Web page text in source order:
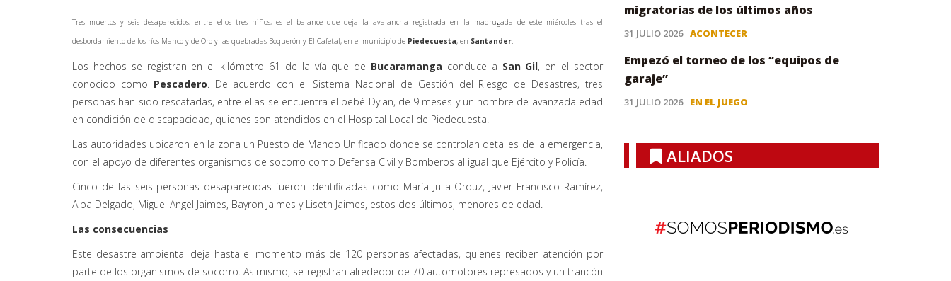
Tres muertos y seis desaparecidos, entre ellos tres niños, es el balance que deja la avalancha registrada en la madrugada de este miércoles tras el
desbordamiento de los ríos Manco y de Oro y las quebradas Boquerón y El Cafetal, en el municipio de Piedecuesta, en Santander
Los hechos se registran en el kilómetro 61 de la vía que de Bucaramanga conduce a San Gil, en el sector
conocido como Pescadero . De acuerdo con el Sistema Nacional de Gestión del Riesgo de Desastres, tres
personas han sido rescatadas, entre ellas se encuentra el bebé Dylan, de 9 meses y un hombre de avanzada edad
en condición de discapacidad, quienes son atendidos en el Hospital Local de Piedecuesta.
Las autoridades ubicaron en la zona un Puesto de Mando Unificado donde se controlan detalles de la emergencia,
con el apoyo de diferentes organismos de socorro como Defensa Civil y Bomberos al igual que Ejército y Policía.
Cinco de las seis personas desaparecidas fueron identificadas como María Julia Orduz, Javier Francisco Ramírez,
Alba Delgado, Miguel Angel Jaimes, Bayron Jaimes y Liseth Jaimes, estos dos últimos, menores de edad.
Las consecuencias
Este desastre ambiental deja hasta el momento más de 120 personas afectadas, quienes reciben atención por
parte de los organismos de socorro. Asimismo, se registran alrededor de 70 automotores represados y un trancón
migratorias de los últimos años
31 JULIO 2026 ACONTECER
Empezó el torneo de los “equipos de
garaje”
31 JULIO 2026 EN EL JUEGO
ALIADOS